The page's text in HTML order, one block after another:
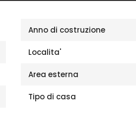
Anno di costruzione
Localita'
Area esterna
Tipo di casa